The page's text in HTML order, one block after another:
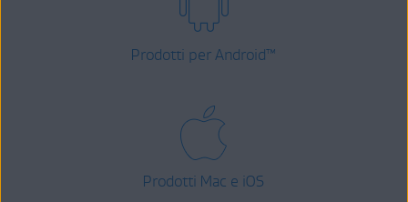
Prodotti per Android™
Prodotti Mac e iOS